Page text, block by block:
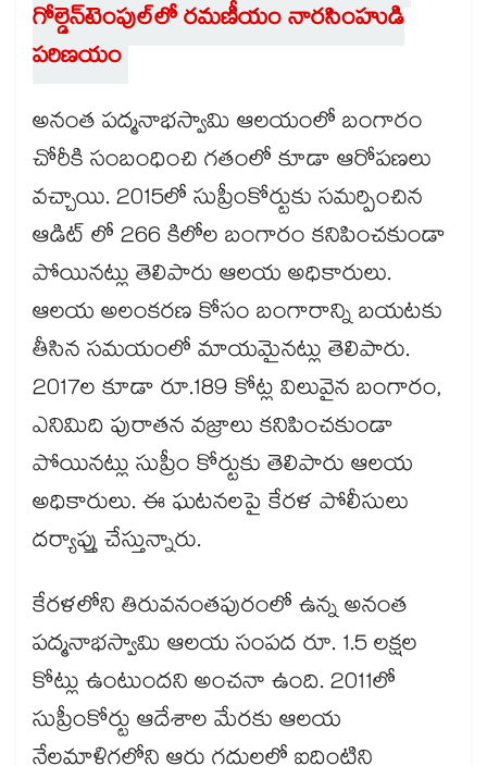
గోల్డెన్​టెంపుల్​లో రమణీయం నారసింహుడి
పరిణయం
అనంత పద్మనాభస్వామి ఆలయంలో బంగారం
చోరీకి సంబంధించి గతంలో కూడా ఆరోపణలు
వచ్చాయి. 2015లో సుప్రీంకోర్టుకు సమర్పించిన
ఆడిట్ లో 266 కిలోల బంగారం కనిపించకుండా
పోయినట్లు తెలిపారు ఆలయ అధికారులు.
ఆలయ అలంకరణ కోసం బంగారాన్ని బయటకు
తీసిన సమయంలో మాయమైనట్లు తెలిపారు.
2017ల కూడా రూ.189 కోట్ల విలువైన బంగారం,
ఎనిమిది పురాతన వజ్రాలు కనిపించకుండా
పోయినట్లు సుప్రీం కోర్టుకు తెలిపారు ఆలయ
అధికారులు. ఈ ఘటనలపై కేరళ పోలీసులు
దర్యాప్తు చేస్తున్నారు.
కేరళలోని తిరువనంతపురంలో ఉన్న అనంత
పద్మనాభస్వామి ఆలయ సంపద రూ. 1.5 లక్షల
కోట్లు ఉంటుందని అంచనా ఉంది. 2011లో
సుప్రీంకోర్టు ఆదేశాల మేరకు ఆలయ